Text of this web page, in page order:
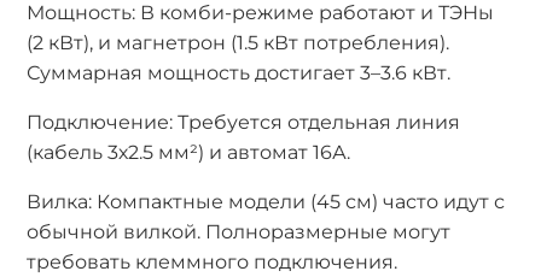
Мощность: В комби-режиме работают и ТЭНы
(2 кВт), и магнетрон (1.5 кВт потребления).
Суммарная мощность достигает 3–3.6 кВт.
Подключение: Требуется отдельная линия
(кабель 3х2.5 мм²) и автомат 16А.
Вилка: Компактные модели (45 см) часто идут с
обычной вилкой. Полноразмерные могут
требовать клеммного подключения.